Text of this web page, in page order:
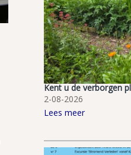
Kent u de verborgen
2-08-2026
Lees meer